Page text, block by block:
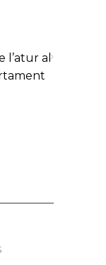
l’atur al